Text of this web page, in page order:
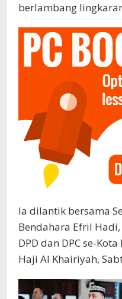
berlambang
Ia dilantik bersama
Bendahara Efril
DPD dan DPC se-
Haji Al Khairiyah,